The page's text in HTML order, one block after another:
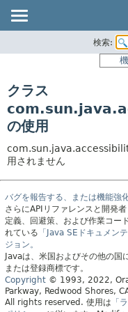
パッケージ
クラス
使用
ツリー
新規
非推奨
索引
ヘルプ
検索:
クラス
の使用
用されません
バグを報告する、または機能強
さらにAPIリファレンスと開発
定義、回避策、および作業コー
れている 「Java SEドキュメン
ジョン。
Javaは、米国およびその他の
または登録商標です。
Copyright © 1993, 2022,
Parkway, Redwood Shores,
All rights reserved. 使用は 「